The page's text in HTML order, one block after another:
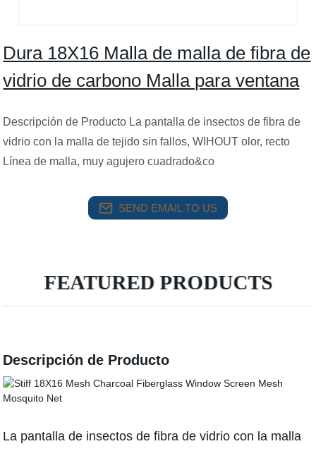
Dura 18X16 Malla de malla de fibra de
vidrio de carbono Malla para ventana
Descripción de Producto La pantalla de insectos de fibra de
vidrio con la malla de tejido sin fallos, WIHOUT olor, recto
Línea de malla, muy agujero cuadrado&co
SEND EMAIL TO US
FEATURED PRODUCTS
Descripción de Producto
La pantalla de insectos de fibra de vidrio con la malla